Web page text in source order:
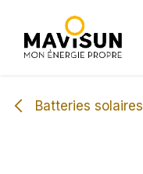
Batteries solaires